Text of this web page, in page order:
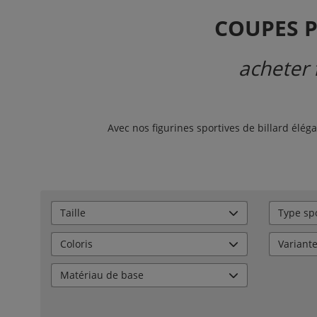
COUPES
acheter
Avec nos figurines sportives de billard
Taille Type
Coloris
Matériau de base